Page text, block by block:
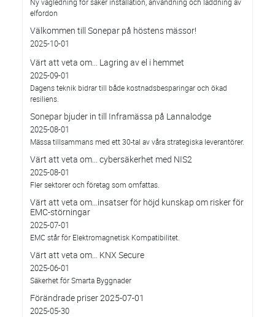
elfordon
Välkommen till Sonepar på höstens mässor!
2025-10-01
Värt att veta om... Lagring av el i hemmet
2025-09-01
Dagens teknik bidrar till både kostnadsbesparingar och ökad
resiliens.
Sonepar bjuder in till Inframässa på Lannalodge
2025-08-01
Mässa tillsammans med ett 30-tal av våra strategiska leverantörer.
Värt att veta om... cybersäkerhet med NIS2
2025-08-01
Fler sektorer och företag som omfattas.
Värt att veta om…insatser för höjd kunskap om risker för
EMC-störningar
2025-07-01
EMC står för Elektromagnetisk Kompatibilitet.
Värt att veta om… KNX Secure
2025-06-01
Säkerhet för Smarta Byggnader
Förändrade priser 2025-07-01
2025-05-30